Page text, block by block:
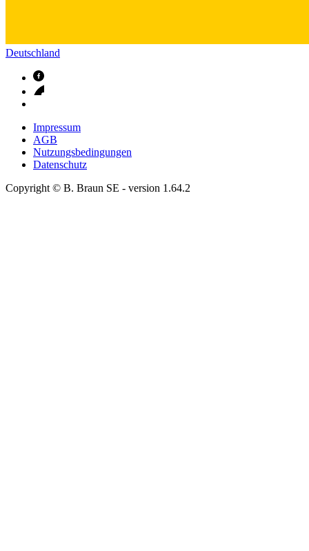
Deutschland
Impressum
AGB
Nutzungsbedingungen
Datenschutz
Copyright © B. Braun SE - version 1.64.2